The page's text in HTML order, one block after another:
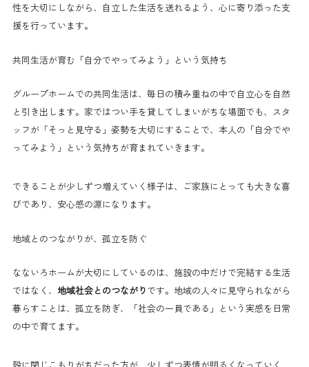
性を大切にしながら、自立した生活を送れるよう、心に寄り添った支
援を行っています。
共同生活が育む「自分でやってみよう」という気持ち
グループホームでの共同生活は、毎日の積み重ねの中で自立心を自然
と引き出します。家ではつい手を貸してしまいがちな場面でも、スタ
ッフが「そっと見守る」姿勢を大切にすることで、本人の「自分でや
ってみよう」という気持ちが育まれていきます。
できることが少しずつ増えていく様子は、ご家族にとっても大きな喜
びであり、安心感の源になります。
地域とのつながりが、孤立を防ぐ
なないろホームが大切にしているのは、施設の中だけで完結する生活
ではなく、 地域社会とのつながりです。地域の人々に見守られながら
暮らすことは、孤立を防ぎ、「社会の一員である」という実感を日常
の中で育てます。